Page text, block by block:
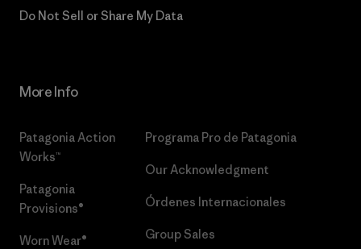
Do Not Sell or Share My Data
More Info
Patagonia Action
Works™
Patagonia
Provisions®
Worn Wear®
Programa Pro de Patagonia
Our Acknowledgment
Órdenes Internacionales
Group Sales